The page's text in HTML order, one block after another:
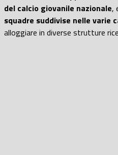
del calcio giovanile nazionale,
squadre suddivise nelle varie
alloggiare in diverse strutture